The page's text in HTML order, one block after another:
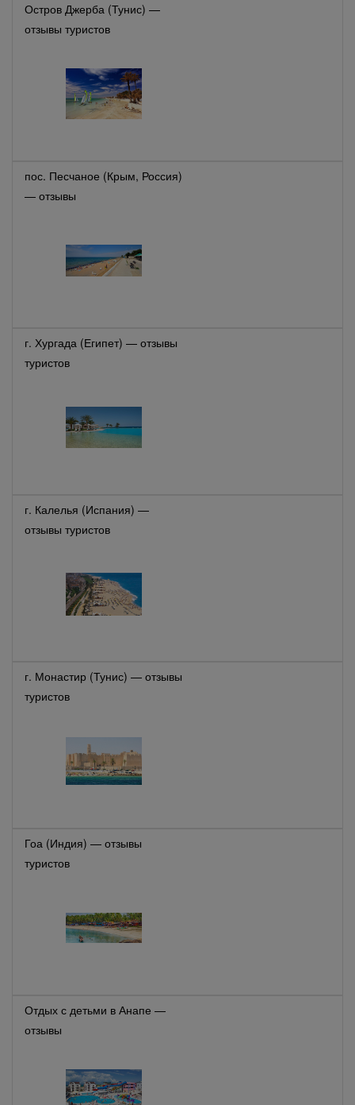
Остров Джерба (Тунис) —
отзывы туристов
пос. Песчаное (Крым, Россия)
— отзывы
г. Хургада (Египет) — отзывы
туристов
г. Калелья (Испания) —
отзывы туристов
г. Монастир (Тунис) — отзывы
туристов
Гоа (Индия) — отзывы
туристов
Отдых с детьми в Анапе —
отзывы